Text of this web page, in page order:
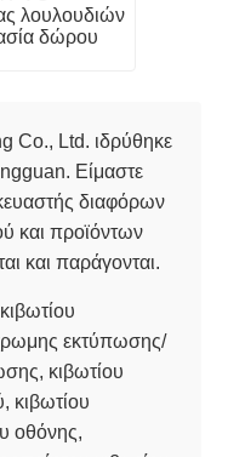
Co., Ltd. ιδρύθηκε
Είμαστε
διαφόρων
και προϊόντων
και παράγονται.
εκτύπωσης/
κιβωτίου
κιβωτίου
οθόνης,